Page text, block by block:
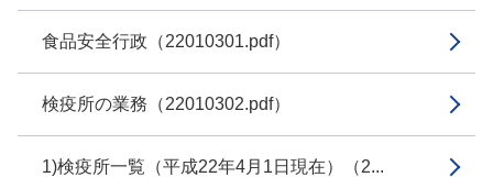
食品安全行政（22010301.pdf）
検疫所の業務（22010302.pdf）
1)検疫所一覧（平成22年4月1日現在）（2...